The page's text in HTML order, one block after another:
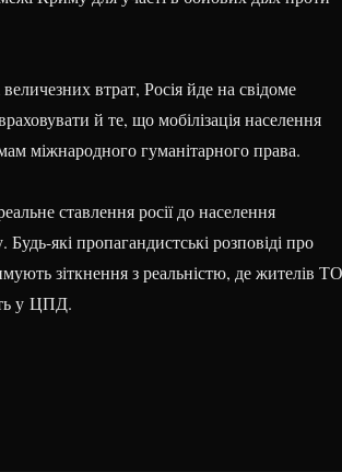
втрат, Росія йде на свідоме
й те, що мобілізація населення
міжнародного гуманітарного права.
ставлення росії до населення
які пропагандистські розповіді про
зіткнення з реальністю, де жителів
у ЦПД.